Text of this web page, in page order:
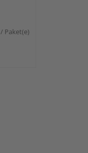
/ Paket(e)